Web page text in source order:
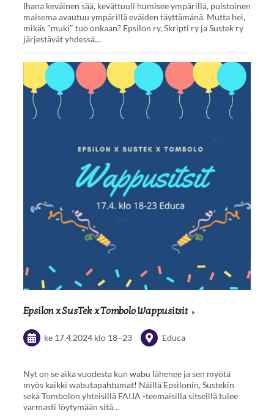
Ihana keväinen sää, kevättuuli humisee ympärillä, puistoinen
maisema avautuu ympärillä eväiden täyttämänä. Mutta hei,
mikäs "muki" tuo onkaan? Epsilon ry, Skripti ry ja Sustek ry
järjestävät yhdessä…
Epsilon x SusTek x Tombolo Wappusitsit
ke 17.4.2024 klo 18–23 Educa
Nyt on se aika vuodesta kun wabu lähenee ja sen myötä
myös kaikki wabutapahtumat! Näillä Epsilonin, Sustekin
sekä Tombolon yhteisillä FAIJA -teemaisilla sitseillä tulee
varmasti löytymään sitä…